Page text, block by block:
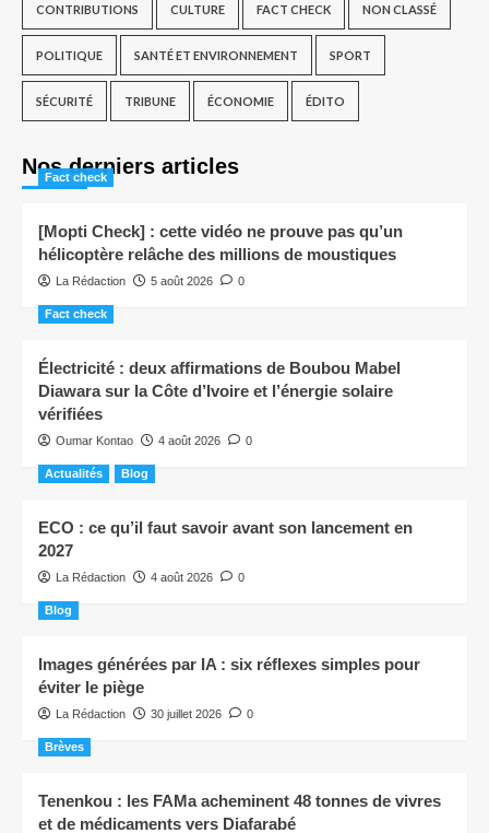
CONTRIBUTIONS CULTURE FACT CHECK NON CLASSÉ
POLITIQUE SANTÉ ET ENVIRONNEMENT SPORT
SÉCURITÉ TRIBUNE ÉCONOMIE ÉDITO
Nos derniers articles
Fact check
[Mopti Check] : cette vidéo ne prouve pas qu’un
hélicoptère relâche des millions de moustiques
La Rédaction 5 août 2026 0
Fact check
Électricité : deux affirmations de Boubou Mabel
Diawara sur la Côte d’Ivoire et l’énergie solaire
vérifiées
Oumar Kontao 4 août 2026 0
Actualités Blog
ECO : ce qu’il faut savoir avant son lancement en
2027
La Rédaction 4 août 2026 0
Blog
Images générées par IA : six réflexes simples pour
éviter le piège
La Rédaction 30 juillet 2026 0
Brèves
Tenenkou : les FAMa acheminent 48 tonnes de vivres
et de médicaments vers Diafarabé